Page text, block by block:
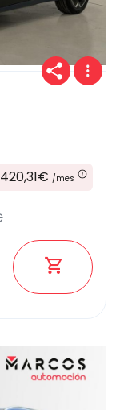
420,31€ /mes